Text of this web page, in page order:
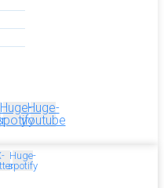
Huge-Huge-
youtube
Huge-
spotify